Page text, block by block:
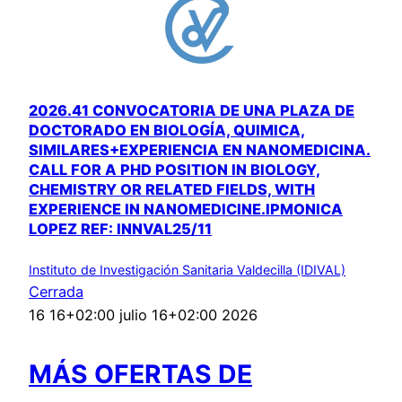
2026.41 CONVOCATORIA DE UNA PLAZA DE
DOCTORADO EN BIOLOGÍA, QUIMICA,
SIMILARES+EXPERIENCIA EN NANOMEDICINA.
CALL FOR A PHD POSITION IN BIOLOGY,
CHEMISTRY OR RELATED FIELDS, WITH
EXPERIENCE IN NANOMEDICINE.IPMONICA
LOPEZ REF: INNVAL25/11
Instituto de Investigación Sanitaria Valdecilla (IDIVAL)
Cerrada
16 16+02:00 julio 16+02:00 2026
MÁS OFERTAS DE